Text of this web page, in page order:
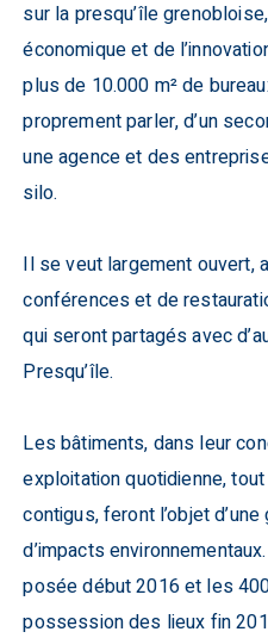
sur la presqu’île
économique et de
plus de 10.000 m² de
proprement parler, d’un
une agence et des
silo.
Il se veut largement ouvert,
conférences et de
qui seront partagés avec
Presqu’île.
Les bâtiments, dans leur
exploitation quotidienne,
contigus, feront l’objet
d’impacts
posée début 2016 et les
possession des lieux fin